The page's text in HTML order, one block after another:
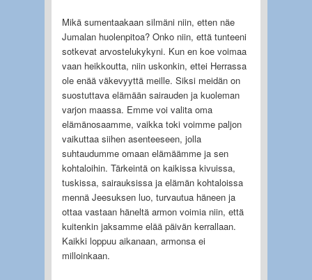
Mikä sumentaakaan silmäni niin, etten näe
Jumalan huolenpitoa? Onko niin, että tunteeni
sotkevat arvostelukykyni. Kun en koe voimaa
vaan heikkoutta, niin uskonkin, ettei Herrassa
ole enää väkevyyttä meille. Siksi meidän on
suostuttava elämään sairauden ja kuoleman
varjon maassa. Emme voi valita oma
elämänosaamme, vaikka toki voimme paljon
vaikuttaa siihen asenteeseen, jolla
suhtaudumme omaan elämäämme ja sen
kohtaloihin. Tärkeintä on kaikissa kivuissa,
tuskissa, sairauksissa ja elämän kohtaloissa
mennä Jeesuksen luo, turvautua häneen ja
ottaa vastaan häneltä armon voimia niin, että
kuitenkin jaksamme elää päivän kerrallaan.
Kaikki loppuu aikanaan, armonsa ei
milloinkaan.